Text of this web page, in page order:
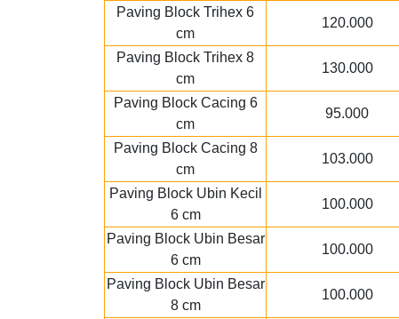
Paving Block Trihex 6
cm
120.000
Paving Block Trihex 8
cm
130.000
Paving Block Cacing 6
cm
95.000
Paving Block Cacing 8
cm
103.000
Paving Block Ubin Kecil
6 cm
100.000
Paving Block Ubin Besar
6 cm
100.000
Paving Block Ubin Besar
8 cm
100.000